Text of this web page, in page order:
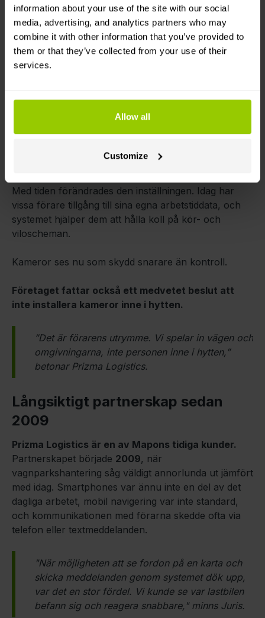
information about your use of the site with our social
media, advertising, and analytics partners who may
combine it with other information that you’ve provided to
them or that they’ve collected from your use of their
services.
Allow all
Customize
Ju mindre tid som spenderas på brandsläckning,
desto mer tid finns för tillväxt.
Attityden har förändrats
var förarna till en början skeptiska.
”För att vara ärlig var förarna inte särskilt glada
då. Det kändes som om de blev övervakade,”
minns representanter från Prizma Logistics.
Med tiden förändrades den inställningen. Idag har
vissa förare tillgång till sina egna arbetstiddata, och
systemet hjälper dem att hålla koll på kör- och
viloscheman.
Kameror ses nu som skydd snarare än kontroll.
Företaget fattar också ett medvetet beslut att
inte installera kameror inne i hytten.
”Det är förarens utrymme. Vi spelar in vägen och
omgivningarna, inte personen inne i hytten,”
betonar Prizma Logistics.
Långsiktigt partnerskap sedan
2009
Prizma Logistics är en av Mapons tidiga kunder.
Partnerskapet började 2009, när
vagnparkshantering såg väldigt annorlunda ut jämfört
med idag. Smartphones var ännu inte en del av det
dagliga arbetet, mobil navigering var inte standard,
och kommunikationen med förarna skedde ofta via
telefon eller textmeddelanden.
"När möjligheten att se fordon på en karta och
skicka meddelanden genom systemet dök upp,
var det en stor fördel. Vi kunde se var lastbilen
befann sig och reagera snabbare," minns Juris.